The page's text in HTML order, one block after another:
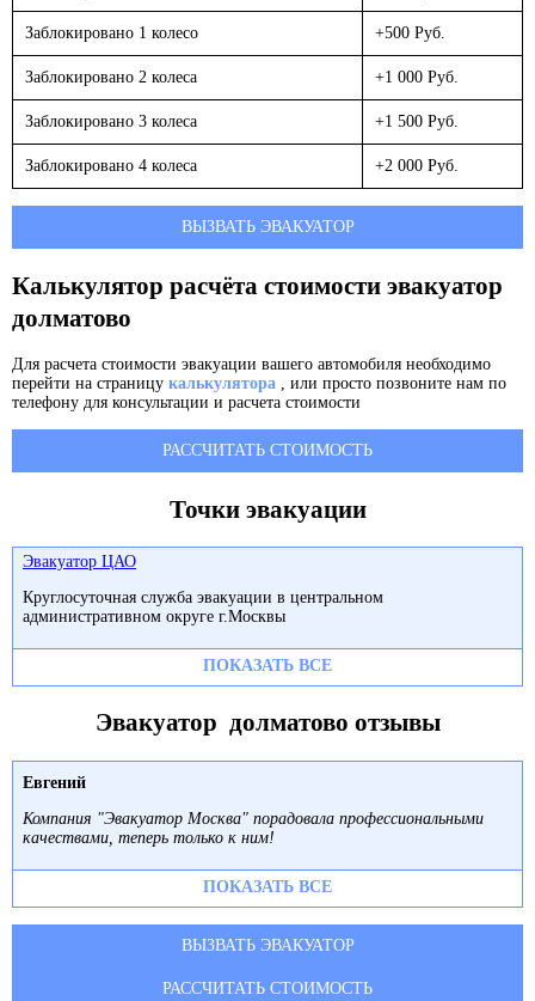
Заблокировано 1 колесо +500 Руб.
Заблокировано 2 колеса +1 000 Руб.
Заблокировано 3 колеса +1 500 Руб.
Заблокировано 4 колеса +2 000 Руб.
ВЫЗВАТЬ ЭВАКУАТОР
Калькулятор расчёта стоимости эвакуатор
долматово
Для расчета стоимости эвакуации вашего автомобиля необходимо
перейти на страницу калькулятора , или просто позвоните нам по
телефону для консультации и расчета стоимости
РАССЧИТАТЬ СТОИМОСТЬ
Точки эвакуации
Эвакуатор ЦАО
Круглосуточная служба эвакуации в центральном
административном округе г.Москвы
ПОКАЗАТЬ ВСЕ
Эвакуатор долматово отзывы
Евгений
Компания "Эвакуатор Москва" порадовала профессиональными
качествами, теперь только к ним!
ПОКАЗАТЬ ВСЕ
ВЫЗВАТЬ ЭВАКУАТОР
РАССЧИТАТЬ СТОИМОСТЬ